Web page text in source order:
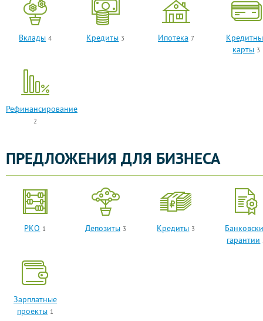
Вклады 4 Кредиты 3 Ипотека 7
карты 3
Рефинансирование
2
ПРЕДЛОЖЕНИЯ ДЛЯ БИЗНЕСА
РКО 1 Депозиты 3 Кредиты 3
гарантии
Зарплатные
проекты 1